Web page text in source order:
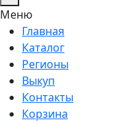
Меню
Главная
Каталог
Регионы
Выкуп
Контакты
Корзина